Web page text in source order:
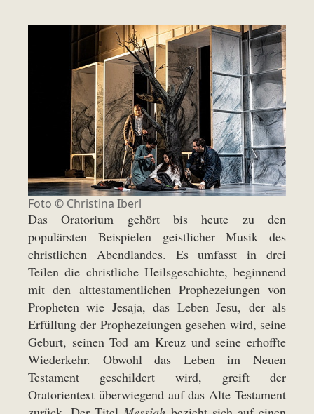
Foto © Christina Iberl
Das Oratorium gehört bis heute zu den
populärsten Beispielen geistlicher Musik des
christlichen Abendlandes. Es umfasst in drei
Teilen die christliche Heilsgeschichte, beginnend
mit den alttestamentlichen Prophezeiungen von
Propheten wie Jesaja, das Leben Jesu, der als
Erfüllung der Prophezeiungen gesehen wird, seine
Geburt, seinen Tod am Kreuz und seine erhoffte
Wiederkehr. Obwohl das Leben im Neuen
Testament geschildert wird, greift der
Oratorientext überwiegend auf das Alte Testament